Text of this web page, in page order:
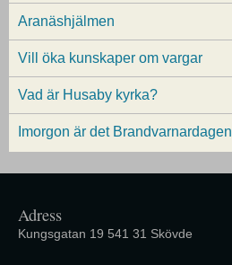
Aranäshjälmen
Vill öka kunskaper om vargar
Vad är Husaby kyrka?
Imorgon är det Brandvarnardagen
Adress
Kungsgatan 19 541 31 Skövde